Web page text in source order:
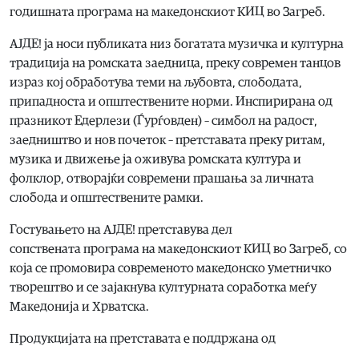
годишната програма на македонскиот КИЦ во Загреб.
АЈДЕ! ја носи публиката низ богатата музичка и културна
традиција на ромската заедница, преку современ танцов
израз кој обработува теми на љубовта, слободата,
припадноста и општествените норми. Инспирирана од
празникот Едерлези (Ѓурѓовден) – симбол на радост,
заедништво и нов почеток – претставата преку ритам,
музика и движење ја оживува ромската култура и
фолклор, отворајќи современи прашања за личната
слобода и општествените рамки.
Гостувањето на АЈДЕ! претставува дел
сопствената програма на македонскиот КИЦ во Загреб, со
која се промовира современото македонско уметничко
творештво и се зајакнува културната соработка меѓу
Македонија и Хрватска.
Продукцијата на претставата е поддржана од